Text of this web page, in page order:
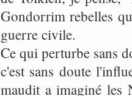
Gondorrim rebelles
guerre civile.
Ce qui perturbe sans
c'est sans doute
maudit a imaginé les